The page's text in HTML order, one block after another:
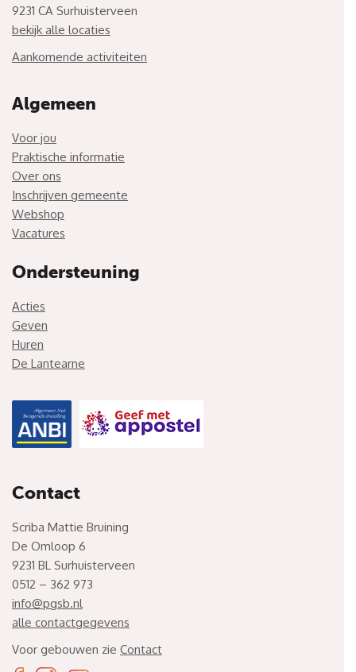
9231 CA Surhuisterveen
bekijk alle locaties
Aankomende activiteiten
Algemeen
Voor jou
Praktische informatie
Over ons
Inschrijven gemeente
Webshop
Vacatures
Ondersteuning
Acties
Geven
Huren
De Lantearne
Contact
Scriba Mattie Bruining
De Omloop 6
9231 BL Surhuisterveen
0512 – 362 973
info@pgsb.nl
alle contactgegevens
Voor gebouwen zie Contact